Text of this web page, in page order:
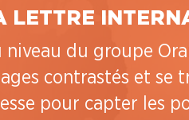
LETTRE
niveau du groupe
contrastés et se
pour capter les